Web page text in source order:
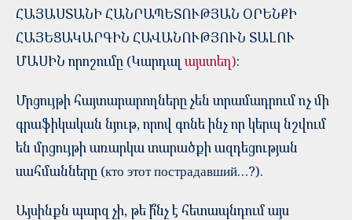
ՀԱՅԱՍՏԱՆԻ ՀԱՆՐԱՊԵՏՈՒԹՅԱՆ ՕՐԵՆՔԻ
ՀԱՅԵՑԱԿԱՐԳԻՆ ՀԱՎԱՆՈՒԹՅՈՒՆ ՏԱԼՈՒ
ՄԱՍԻՆ որոշումը (Կարդալ այստեղ):
Մրցույթի հայտարարողները չեն տրամադրում ոչ մի
գրաֆիկական նյութ, որով գոնե ինչ որ կերպ նշվում
են մրցույթի առարկա տարածքի ազդեցության
սահմանները (кто этот пострадавший…?).
Այսինքն պարզ չի, թե ի՞նչ է հետապնդում այս